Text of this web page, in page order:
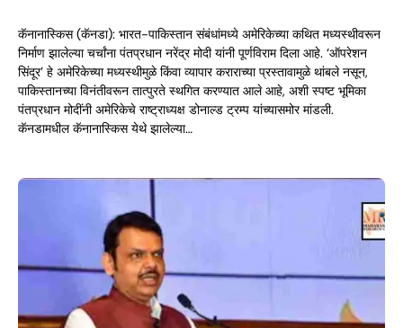
कॅनानास्किस (कॅनडा): भारत-पाकिस्तान संबंधांमध्ये अमेरिकेच्या कथित मध्यस्थीवरून
निर्माण झालेल्या चर्चांना पंतप्रधान नरेंद्र मोदी यांनी पूर्णविराम दिला आहे. ‘ऑपरेशन
सिंदूर’ हे अमेरिकेच्या मध्यस्थीमुळे किंवा व्यापार कराराच्या प्रस्तावामुळे थांबले नसून,
पाकिस्तानच्या विनंतीवरून तात्पुरते स्थगित करण्यात आले आहे, अशी स्पष्ट भूमिका
पंतप्रधान मोदींनी अमेरिकेचे राष्ट्राध्यक्ष डोनाल्ड ट्रम्प यांच्यासमोर मांडली.
कॅनडामधील कॅनानास्किस येथे झालेल्या…